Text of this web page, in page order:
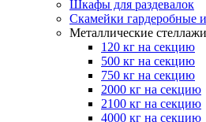
Шкафы для раздевалок
Скамейки гардеробные
Металлические стеллажи
120 кг на секцию
500 кг на секцию
750 кг на секцию
2000 кг на секцию
2100 кг на секцию
4000 кг на секцию